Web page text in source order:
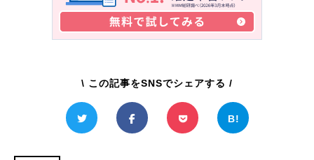
\ この記事をSNSでシェアする /